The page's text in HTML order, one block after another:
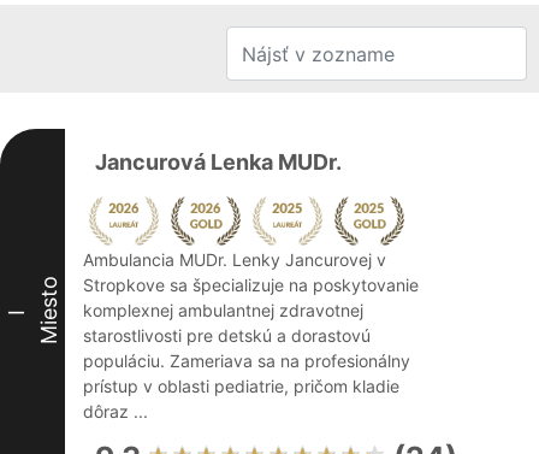
I Miesto
Jancurová Lenka MUDr.
Ambulancia MUDr. Lenky Jancurovej v
Stropkove sa špecializuje na poskytovanie
komplexnej ambulantnej zdravotnej
starostlivosti pre detskú a dorastovú
populáciu. Zameriava sa na profesionálny
prístup v oblasti pediatrie, pričom kladie
dôraz ...